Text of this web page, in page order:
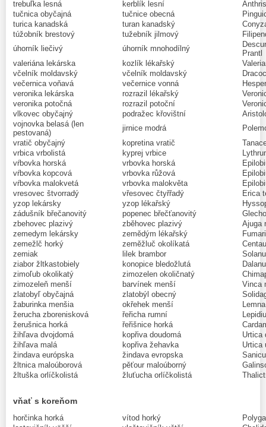
trebuľka lesná
kerblík lesní
tučnica obyčajná
tučnice obecná
turica kanadská
turan kanadský
túžobník brestový
tužebník jilmový
úhorník liečivý
úhorník mnohodílný
Prantl
valeriána lekárska
kozlík lékařský
včelník moldavský
včelník moldavský
večernica voňavá
večernice vonná
veronika lekárska
rozrazil lékařský
veronika potočná
rozrazil potoční
vlkovec obyčajný
podražec křovištní
vojnovka belasá (len
pestovaná)
jirnice modrá
vratič obyčajný
kopretina vratič
vrbica vrbolistá
kyprej vrbice
vŕbovka horská
vrbovka horská
vŕbovka kopcová
vrbovka růžová
vŕbovka malokvetá
vrbovka malokvěta
vresovec štvorradý
vřesovec čtyřřadý
Erica
yzop lekársky
yzop lékařský
zádušník břečanovitý
popenec břečťanovitý
zbehovec plazivý
zběhovec plazivý
Ajuga
zemedym lekársky
zemědým lékařský
zemežlč horký
zeměžluč okolíkatá
zemiak
lilek brambor
ziabor žltkastobiely
konopice bledožlutá
zimoľub okolikatý
zimozelen okoličnatý
zimozeleň menší
barvínek menší
Vinca
zlatobyľ obyčajná
zlatobýl obecný
žaburinka menšia
okřehek menší
žerucha zborenisková
řeřicha rumní
žerušnica horká
řeřišnice horká
žihľava dvojdomá
kopřiva doudomá
Urtica
žihľava malá
kopřiva žehavka
Urtica
žindava európska
žindava evropska
žltnica maloúborová
pěťour maloúborný
žltuška orlíčkolistá
žluťucha orlíčkolistá
vňať s koreňom
horčinka horká vítod horký